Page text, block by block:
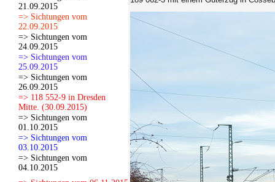
21.09.2015
=> Sichtungen vom
22.09.2015
=> Sichtungen vom
24.09.2015
=> Sichtungen vom
25.09.2015
=> Sichtungen vom
26.09.2015
=> 118 552-9 in Dresden
Mitte. (30.09.2015)
=> Sichtungen vom
01.10.2015
=> Sichtungen vom
03.10.2015
=> Sichtungen vom
04.10.2015